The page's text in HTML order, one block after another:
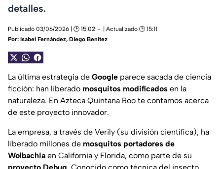
detalles.
Publicado 03/06/2026 | 🕑 15:02
| Actualizado 🕑 15:11
Por: Isabel Fernández, Diego Benítez
La última estrategia de Google parece sacada de ciencia
ficción: han liberado mosquitos modificados en la
naturaleza. En Azteca Quintana Roo te contamos acerca
de este proyecto innovador.
La empresa, a través de Verily (su división científica), ha
liberado millones de mosquitos portadores de
Wolbachia en California y Florida, como parte de su